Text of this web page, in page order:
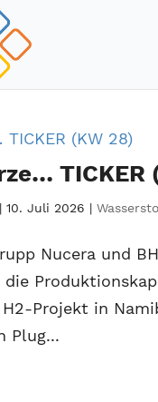
TICKER
|10. Juli 2026 |
Nucera und
H2-Projekt in
Plug...